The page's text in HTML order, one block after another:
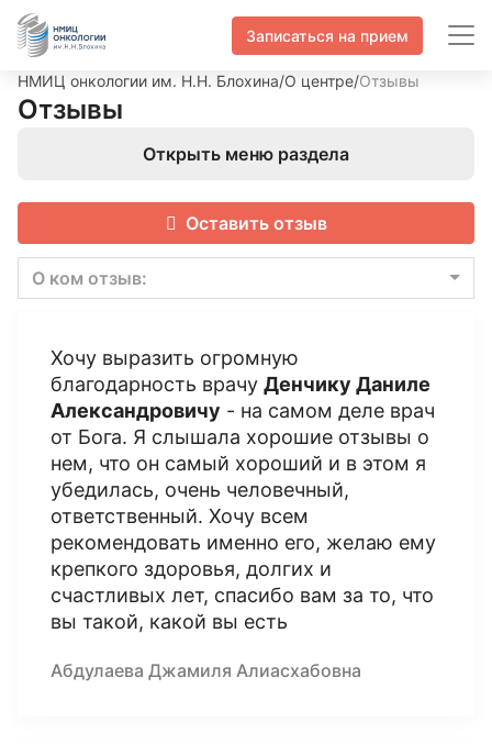
Записаться на прием
НМИЦ онкологии им. Н.Н. Блохина/О центре/Отзывы
Отзывы
Открыть меню раздела
Оставить отзыв
О ком отзыв:
Хочу выразить огромную
благодарность врачу Денчику Даниле
Александровичу - на самом деле врач
от Бога. Я слышала хорошие отзывы о
нем, что он самый хороший и в этом я
убедилась, очень человечный,
ответственный. Хочу всем
рекомендовать именно его, желаю ему
крепкого здоровья, долгих и
счастливых лет, спасибо вам за то, что
вы такой, какой вы есть
Абдулаева Джамиля Алиасхабовна